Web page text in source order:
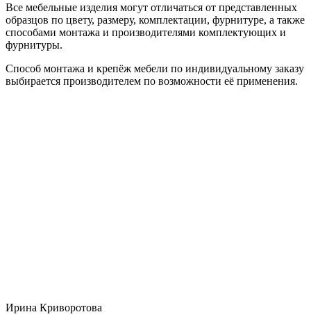
Все мебельные изделия могут отличаться от представленных
образцов по цвету, размеру, комплектации, фурнитуре, а также
способами монтажа и производителями комплектующих и
фурнитуры.
Способ монтажа и крепёж мебели по индивидуальному заказу
выбирается производителем по возможности её применения.
Ирина Криворотова